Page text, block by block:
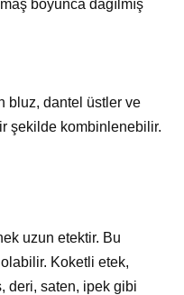
boyunca dağılmış
bluz, dantel üstler ve
şekilde kombinlenebilir.
uzun etektir. Bu
Koketli etek,
deri, saten, ipek gibi